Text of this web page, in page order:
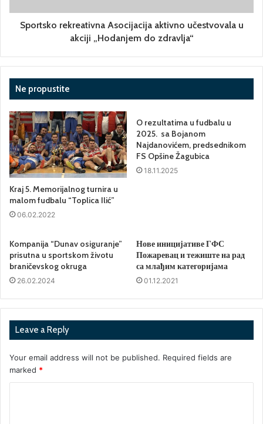
Sportsko rekreativna Asocijacija aktivno učestvovala u
akciji „Hodanjem do zdravlja“
Ne propustite
Kraj 5. Memorijalnog turnira u
malom fudbalu “Toplica Ilić”
06.02.2022
O rezultatima u fudbalu u
2025. sa Bojanom
Najdanovićem, predsednikom
FS Opšine Žagubica
18.11.2025
Kompanija “Dunav osiguranje”
prisutna u sportskom životu
braničevskog okruga
26.02.2024
Нове иницијативе ГФС
Пожаревац и тежиште на рад
са млађим категоријама
01.12.2021
Leave a Reply
Your email address will not be published. Required fields are
marked *